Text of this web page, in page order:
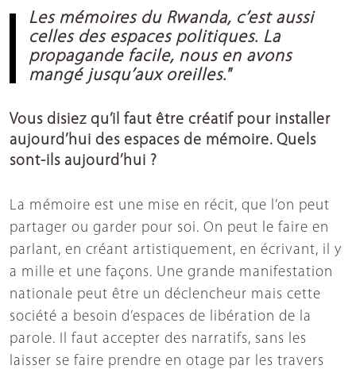
Les mémoires du Rwanda, c’est aussi
celles des espaces politiques. La
propagande facile, nous en avons
mangé jusqu’aux oreilles."
Vous disiez qu’il faut être créatif pour installer
aujourd’hui des espaces de mémoire. Quels
sont-ils aujourd’hui ?
La mémoire est une mise en récit, que l’on peut
partager ou garder pour soi. On peut le faire en
parlant, en créant artistiquement, en écrivant, il y
a mille et une façons. Une grande manifestation
nationale peut être un déclencheur mais cette
société a besoin d’espaces de libération de la
parole. Il faut accepter des narratifs, sans les
laisser se faire prendre en otage par les travers